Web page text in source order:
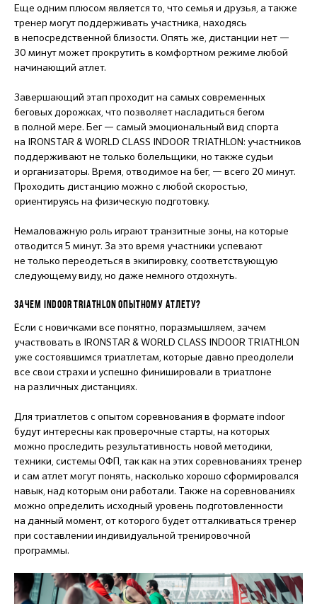
Еще одним плюсом является то, что семья и друзья, а также
тренер могут поддерживать участника, находясь
в непосредственной близости. Опять же, дистанции нет —
30 минут может прокрутить в комфортном режиме любой
начинающий атлет.
Завершающий этап проходит на самых современных
беговых дорожках, что позволяет насладиться бегом
в полной мере. Бег — самый эмоциональный вид спорта
на IRONSTAR & WORLD CLASS INDOOR TRIATHLON: участников
поддерживают не только болельщики, но также судьи
и организаторы. Время, отводимое на бег, — всего 20 минут.
Проходить дистанцию можно с любой скоростью,
ориентируясь на физическую подготовку.
Немаловажную роль играют транзитные зоны, на которые
отводится 5 минут. За это время участники успевают
не только переодеться в экипировку, соответствующую
следующему виду, но даже немного отдохнуть.
ЗАЧЕМ INDOOR TRIATHLON ОПЫТНОМУ АТЛЕТУ?
Если с новичками все понятно, поразмышляем, зачем
участвовать в IRONSTAR & WORLD CLASS INDOOR TRIATHLON
уже состоявшимся триатлетам, которые давно преодолели
все свои страхи и успешно финишировали в триатлоне
на различных дистанциях.
Для триатлетов с опытом соревнования в формате indoor
будут интересны как проверочные старты, на которых
можно проследить результативность новой методики,
техники, системы ОФП, так как на этих соревнованиях тренер
и сам атлет могут понять, насколько хорошо сформировался
навык, над которым они работали. Также на соревнованиях
можно определить исходный уровень подготовленности
на данный момент, от которого будет отталкиваться тренер
при составлении индивидуальной тренировочной
программы.